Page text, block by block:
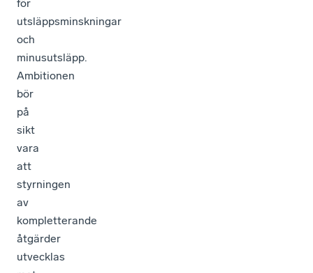
för
utsläppsminskningar
och
minusutsläpp.
Ambitionen
bör
på
sikt
vara
att
styrningen
av
kompletterande
åtgärder
utvecklas